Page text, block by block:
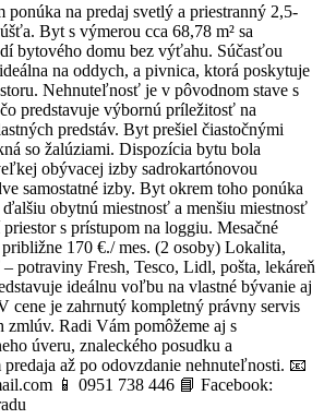
na predaj svetlý a priestranný 2,5-
Byt s výmerou cca 68,78 m² sa
bytového domu bez výťahu. Súčasťou
na oddych, a pivnica, ktorá poskytuje
Nehnuteľnosť je v pôvodnom stave s
predstavuje výbornú príležitosť na
predstáv. Byt prešiel čiastočnými
so žalúziami. Dispozícia bytu bola
obývacej izby sadrokartónovou
samostatné izby. Byt okrem toho ponúka
ďalšiu obytnú miestnosť a menšiu miestnosť
s prístupom na loggiu. Mesačné
170 €./ mes. (2 osoby) Lokalita,
potraviny Fresh, Tesco, Lidl, pošta, lekáreň
ideálnu voľbu na vlastné bývanie aj
cene je zahrnutý kompletný právny servis
zmlúv. Radi Vám pomôžeme aj s
úveru, znaleckého posudku a
až po odovzdanie nehnuteľnosti. 📧
📱 0951 738 446 📘 Facebook: